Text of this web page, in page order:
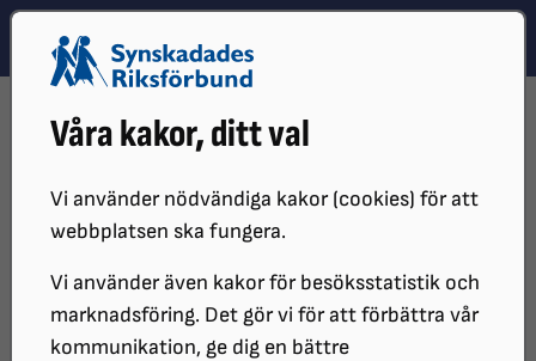
Våra kakor, ditt val
Vi använder nödvändiga kakor (cookies) för att
webbplatsen ska fungera.
Vi använder även kakor för besöksstatistik och
marknadsföring. Det gör vi för att förbättra vår
kommunikation, ge dig en bättre
Hoppa till innehåll
Hoppa till hitta snabbt
DISTRIKT
SRF ÖREBRO LÄN OM SRF ÖREBRO